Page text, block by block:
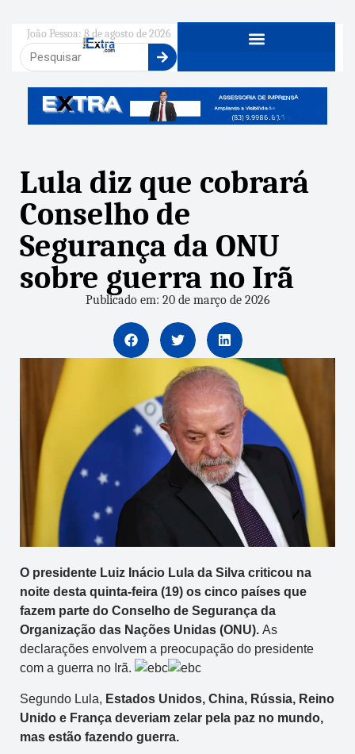
João Pessoa: 8 de agosto de 2026
Lula diz que cobrará
Conselho de
Segurança da ONU
sobre guerra no Irã
Publicado em: 20 de março de 2026
O presidente Luiz Inácio Lula da Silva criticou na
noite desta quinta-feira (19) os cinco países que
fazem parte do Conselho de Segurança da
Organização das Nações Unidas (ONU). As
declarações envolvem a preocupação do presidente
com a guerra no Irã.
Segundo Lula, Estados Unidos, China, Rússia, Reino
Unido e França deveriam zelar pela paz no mundo,
mas estão fazendo guerra.